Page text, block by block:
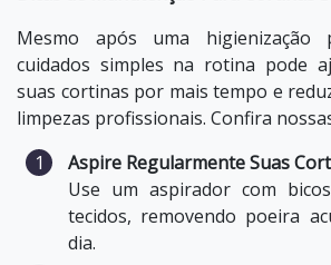
Mesmo após uma higienização
cuidados simples na rotina pode
suas cortinas por mais tempo e
limpezas profissionais. Confira
Aspire Regularmente Suas
Use um aspirador com
tecidos, removendo poeira
dia.